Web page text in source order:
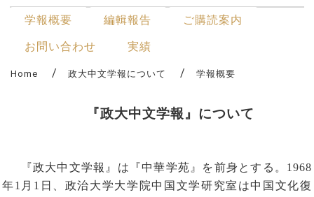
学報概要 編輯報告
ご購読案内
お問い合わせ
実績
Home 政大中文学報について 学報概要
『政大中文学報』について
『政大中文学報』は『中華学苑』を前身とする。 1968
年1 月 1 日、政治大学大学院中国文学研究室は中国文化復